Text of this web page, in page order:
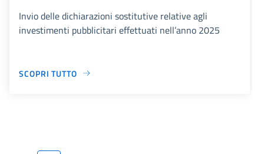
Invio delle dichiarazioni sostitutive relative agli
investimenti pubblicitari effettuati nell’anno 2025
SCOPRI TUTTO